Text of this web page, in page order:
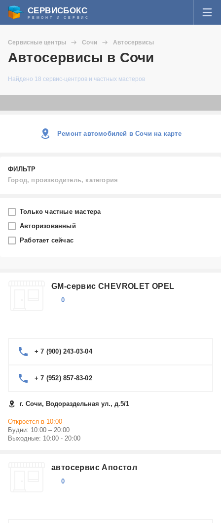
СЕРВИСБОКС
РЕМОНТ И СЕРВИС
Я забыл пароль
Регистрация
СЕРВИСЫ И МАСТЕРА
СТАТЬИ О РЕМОНТЕ
НОВОСТИ
ЗАДАТЬ ВОПРОС МАСТЕРАМ
Сервисные центры Сочи Автосервисы
Автосервисы в Сочи
Найдено 18 сервис-центров и частных мастеров
Ремонт автомобилей в Сочи на карте
ФИЛЬТР
Город, производитель, категория
Сочи
Производитель
Ремонт автомобилей Audi в Сочи
Ремонт автомобилей Honda в Сочи
Ремонт автомобилей Volkswagen в Сочи
Автосервисы
Только частные мастера
Авторизованный
Работает сейчас
GM-сервис CHEVROLET OPEL
0
+ 7 (900) 243-03-04
+ 7 (952) 857-83-02
г. Сочи, Водораздельная ул., д.5/1
Откроется в 10:00
Будни: 10:00 – 20:00
Выходные: 10:00 - 20:00
автосервис Апостол
0